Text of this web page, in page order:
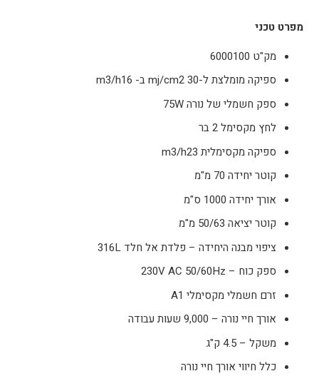
מפרט טכני
מק"ט 6000100
ספיקה מומלצת ל-30 mj/cm2 ב- m3/h16
ספק חשמלי של נורה 75W
לחץ מקסימל 2 בר
ספיקה מקסימלית m3/h23
קוטר יחידה 70 מ"מ
אורך יחידה 1000 ס"מ
קוטר יציאה 50/63 מ"מ
ציפוי מבנה היחידה – פלדת אל חלד 316L
ספק כוח – 230V AC 50/60Hz
זרם חשמלי מקסימלי A1
אורך חיי נורה – 9,000 שעות עבודה
משקל – 4.5 ק"ג
כלל חיווי אורך חיי נורה